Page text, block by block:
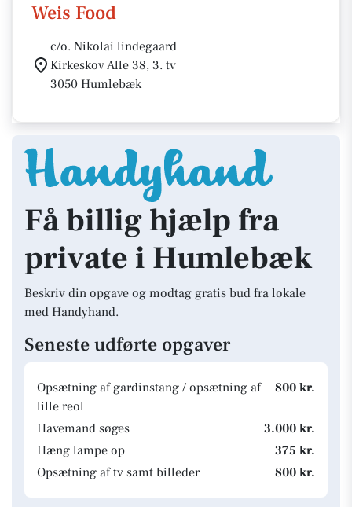
Weis Food
c/o. Nikolai lindegaard
Kirkeskov Alle 38, 3. tv
3050 Humlebæk
Få billig hjælp fra
private i Humlebæk
Beskriv din opgave og modtag gratis bud fra lokale
med Handyhand.
Seneste udførte opgaver
Opsætning af gardinstang / opsætning af
lille reol
800 kr.
Havemand søges
3.000 kr.
Hæng lampe op
375 kr.
Opsætning af tv samt billeder
800 kr.